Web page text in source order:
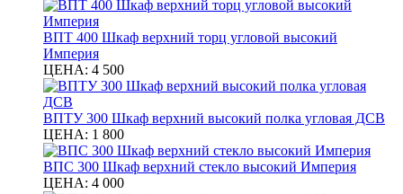
ВПТ 400 Шкаф верхний торц угловой высокий
Империя
ЦЕНА: 4 500
ВПТУ 300 Шкаф верхний высокий полка угловая ДСВ
ЦЕНА: 1 800
ВПС 300 Шкаф верхний стекло высокий Империя
ЦЕНА: 4 000